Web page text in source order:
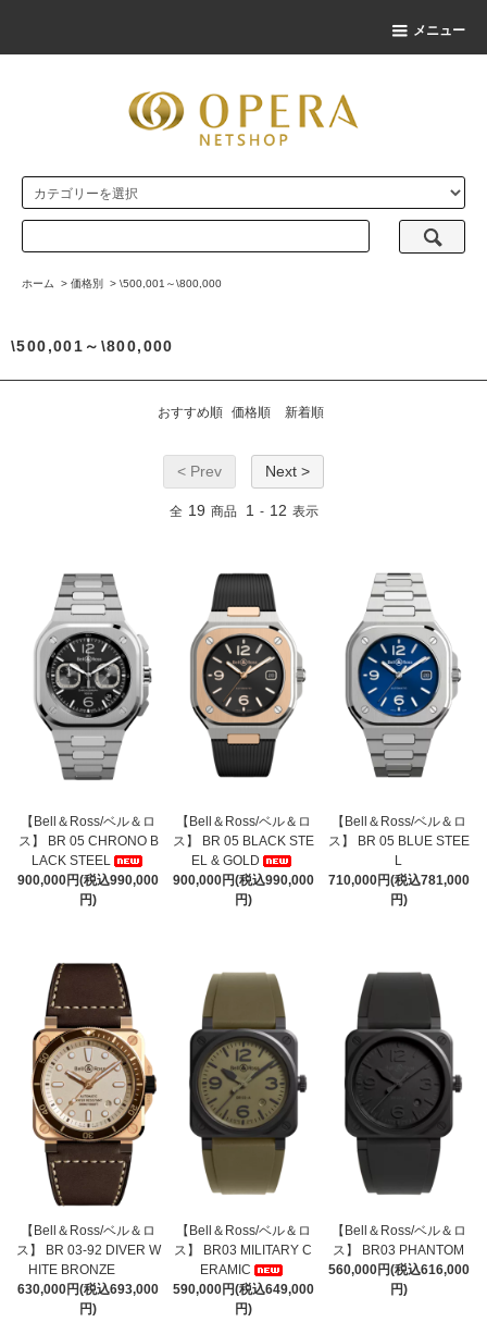
メニュー
ホーム > 価格別 > \500,001～\800,000
\500,001～\800,000
おすすめ順 価格順 新着順
< Prev Next >
全 19 商品 1 - 12 表示
【Bell＆Ross/ベル＆ロ
ス】 BR 05 CHRONO B
LACK STEEL
900,000円(税込990,000
円)
【Bell＆Ross/ベル＆ロ
ス】 BR 05 BLACK STE
EL & GOLD
900,000円(税込990,000
円)
【Bell＆Ross/ベル＆ロ
ス】 BR 05 BLUE STEE
L
710,000円(税込781,000
円)
【Bell＆Ross/ベル＆ロ
ス】 BR 03-92 DIVER W
HITE BRONZE
630,000円(税込693,000
円)
【Bell＆Ross/ベル＆ロ
ス】 BR03 MILITARY C
ERAMIC
590,000円(税込649,000
円)
【Bell＆Ross/ベル＆ロ
ス】 BR03 PHANTOM
560,000円(税込616,000
円)